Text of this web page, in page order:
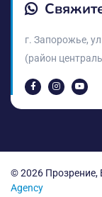
г. Запорожье,
(район
© 2026
Agency